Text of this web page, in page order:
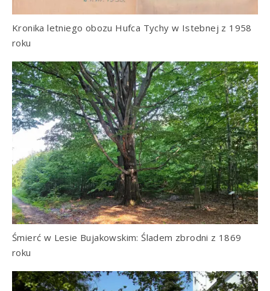
Kronika letniego obozu Hufca Tychy w Istebnej z 1958
roku
Śmierć w Lesie Bujakowskim: Śladem zbrodni z 1869
roku